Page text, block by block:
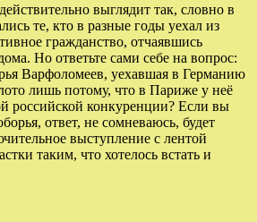
выглядит так, словно в
те, кто в разные годы уехал из
гражданство, отчаявшись
Но ответьте сами себе на вопрос:
Варфоломеев, уехавшая в Германию
лишь потому, что в Париже у неё
российской конкуренции? Если вы
ответ, не сомневаюсь, будет
выступление с лентой
таким, что хотелось встать и